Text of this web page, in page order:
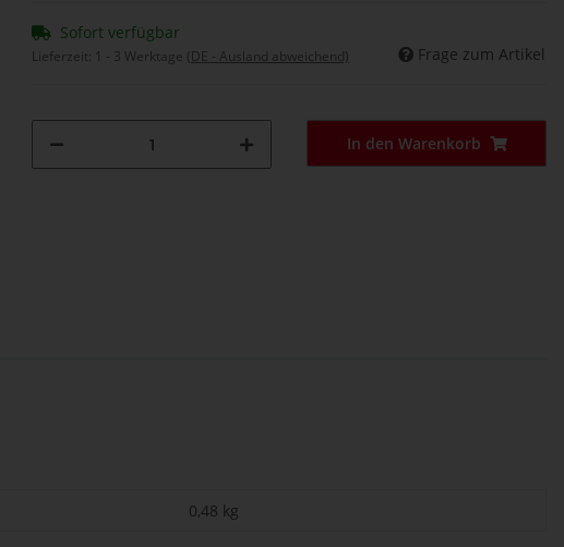
Sofort verfügbar
Lieferzeit: 1 - 3 Werktage (DE - Ausland abweichend) Frage zum Artikel
In den Warenkorb
0,48 kg